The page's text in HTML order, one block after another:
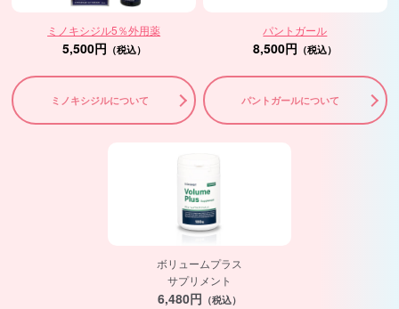
ミノキシジル5％外用薬
5,500円 （税込）
ミノキシジルについて
パントガール
8,500円 （税込）
パントガールについて
ボリュームプラス
サプリメント
6,480円 （税込）